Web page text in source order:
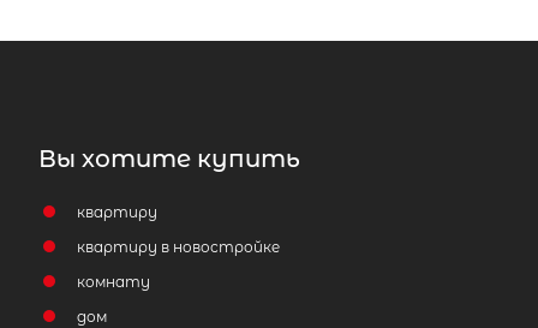
Вы хотите купить
квартиру
квартиру в новостройке
комнату
дом